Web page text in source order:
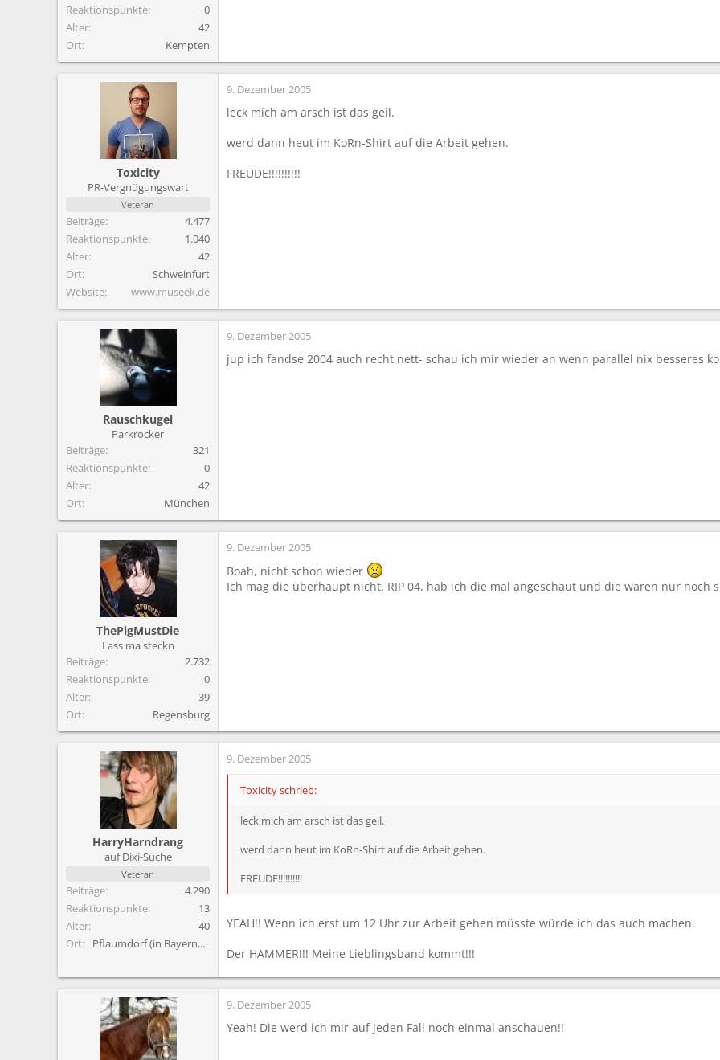
Reaktionspunkte
0
Alter
42
Ort
Kempten
Toxicity
PR-Vergnügungswart
Veteran
Beiträge
4.477
Reaktionspunkte
1.040
Alter
42
Ort
Schweinfurt
Website
www.museek.de
9. Dezember 2005
leck mich am arsch ist das geil.
werd dann heut im KoRn-Shirt auf die Arbeit gehen.
FREUDE!!!!!!!!!!
Rauschkugel
Parkrocker
Beiträge
321
Reaktionspunkte
0
Alter
42
Ort
München
9. Dezember 2005
jup ich fandse 2004 auch recht nett- schau ich mir wieder an wenn parallel nix besseres
ThePigMustDie
Lass ma steckn
Beiträge
2.732
Reaktionspunkte
0
Alter
39
Ort
Regensburg
9. Dezember 2005
Boah, nicht schon wieder
Ich mag die überhaupt nicht. RIP 04, hab ich die mal angeschaut und die waren nur noch
HarryHarndrang
auf Dixi-Suche
Veteran
Beiträge
4.290
Reaktionspunkte
13
Alter
40
Ort
Pflaumdorf (in Bayern, nähe Ammersee)
9. Dezember 2005
Toxicity schrieb:
leck mich am arsch ist das geil.
werd dann heut im KoRn-Shirt auf die Arbeit gehen.
FREUDE!!!!!!!!!!
YEAH!! Wenn ich erst um 12 Uhr zur Arbeit gehen müsste würde ich das auch machen.
Der HAMMER!!! Meine Lieblingsband kommt!!!
9. Dezember 2005
Yeah! Die werd ich mir auf jeden Fall noch einmal anschauen!!